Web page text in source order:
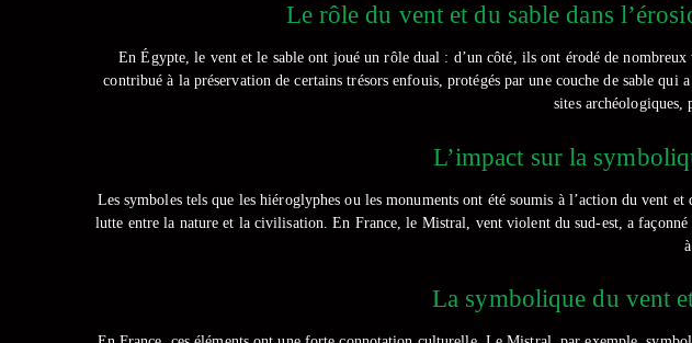
Le rôle du vent et du sable dans
En Égypte, le vent et le sable ont joué un rôle dual : d’un côté, ils ont érodé de
contribué à la préservation de certains trésors enfouis, protégés par une couche de sable
sites archéologiques,
L’impact sur la
Les symboles tels que les hiéroglyphes ou les monuments ont été soumis à l’action du vent
lutte entre la nature et la civilisation. En France, le Mistral, vent violent du sud-est, a façonné
La symbolique du vent